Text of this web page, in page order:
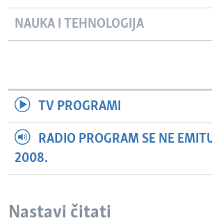
NAUKA I TEHNOLOGIJA
TV PROGRAMI
RADIO PROGRAM SE NE
2008.
Nastavi čitati